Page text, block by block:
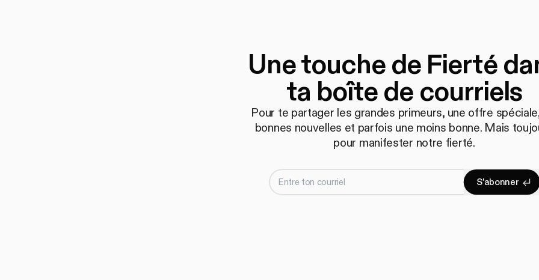
Une touche de Fierté
ta boîte de courriels
Pour te partager les grandes primeurs, une offre
bonnes nouvelles et parfois une moins bonne. Mais
pour manifester notre fierté.
Entre ton courriel S'abonner
S'abonner